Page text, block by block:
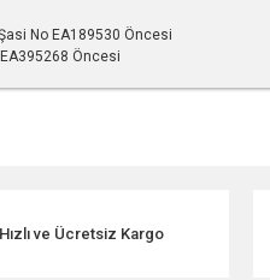
No EA189530 Öncesi
Öncesi
eksik bilgiler bulunuyor.
Hızlı ve Ücretsiz Kargo